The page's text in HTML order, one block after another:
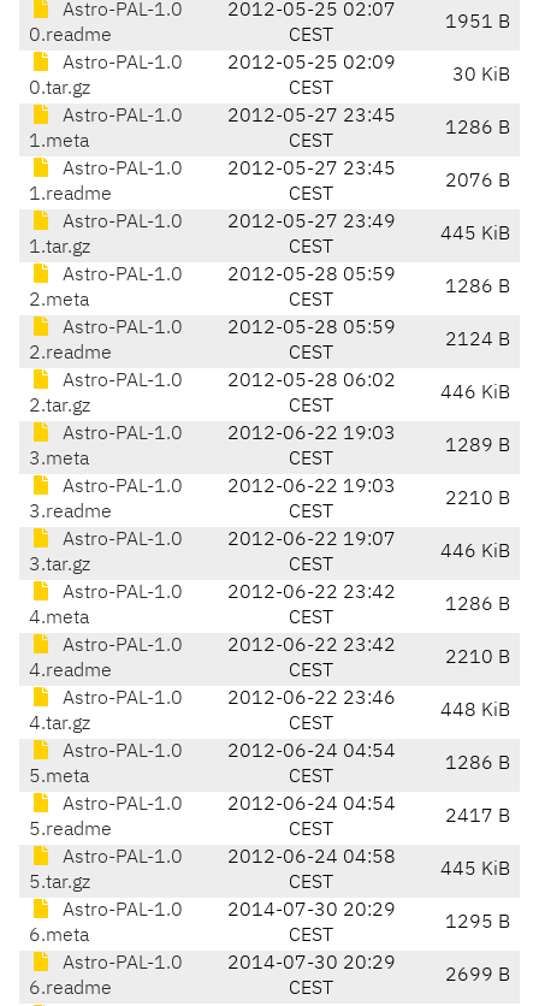
Astro-PAL-1.0
0.readme
2012-05-25 02:07
CEST
1951 B
Astro-PAL-1.0
0.tar.gz
2012-05-25 02:09
CEST
30 KiB
Astro-PAL-1.0
1.meta
2012-05-27 23:45
CEST
1286 B
Astro-PAL-1.0
1.readme
2012-05-27 23:45
CEST
2076 B
Astro-PAL-1.0
1.tar.gz
2012-05-27 23:49
CEST
445 KiB
Astro-PAL-1.0
2.meta
2012-05-28 05:59
CEST
1286 B
Astro-PAL-1.0
2.readme
2012-05-28 05:59
CEST
2124 B
Astro-PAL-1.0
2.tar.gz
2012-05-28 06:02
CEST
446 KiB
Astro-PAL-1.0
3.meta
2012-06-22 19:03
CEST
1289 B
Astro-PAL-1.0
3.readme
2012-06-22 19:03
CEST
2210 B
Astro-PAL-1.0
3.tar.gz
2012-06-22 19:07
CEST
446 KiB
Astro-PAL-1.0
4.meta
2012-06-22 23:42
CEST
1286 B
Astro-PAL-1.0
4.readme
2012-06-22 23:42
CEST
2210 B
Astro-PAL-1.0
4.tar.gz
2012-06-22 23:46
CEST
448 KiB
Astro-PAL-1.0
5.meta
2012-06-24 04:54
CEST
1286 B
Astro-PAL-1.0
5.readme
2012-06-24 04:54
CEST
2417 B
Astro-PAL-1.0
5.tar.gz
2012-06-24 04:58
CEST
445 KiB
Astro-PAL-1.0
6.meta
2014-07-30 20:29
CEST
1295 B
Astro-PAL-1.0
6.readme
2014-07-30 20:29
CEST
2699 B